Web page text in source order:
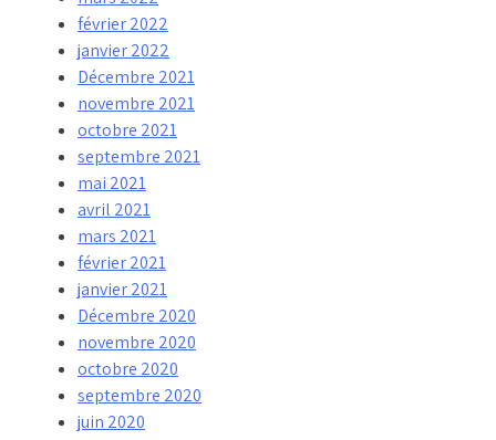
février 2022
janvier 2022
Décembre 2021
novembre 2021
octobre 2021
septembre 2021
mai 2021
avril 2021
mars 2021
février 2021
janvier 2021
Décembre 2020
novembre 2020
octobre 2020
septembre 2020
juin 2020